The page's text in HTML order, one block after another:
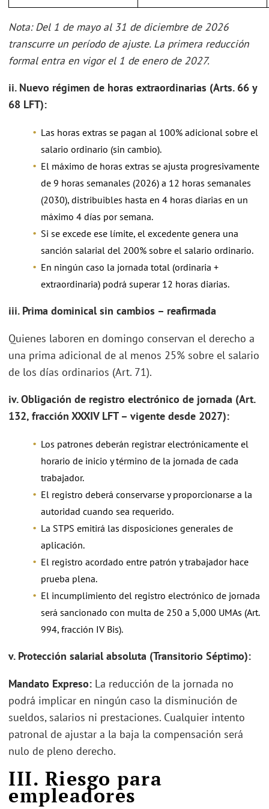
Nota: Del 1 de mayo al 31 de diciembre de 2026
transcurre un período de ajuste. La primera reducción
formal entra en vigor el 1 de enero de 2027.
ii. Nuevo régimen de horas extraordinarias (Arts. 66 y
68 LFT):
Las horas extras se pagan al 100% adicional sobre el
salario ordinario (sin cambio).
El máximo de horas extras se ajusta progresivamente
de 9 horas semanales (2026) a 12 horas semanales
(2030), distribuibles hasta en 4 horas diarias en un
máximo 4 días por semana.
Si se excede ese límite, el excedente genera una
sanción salarial del 200% sobre el salario ordinario.
En ningún caso la jornada total (ordinaria +
extraordinaria) podrá superar 12 horas diarias.
iii. Prima dominical sin cambios – reafirmada
Quienes laboren en domingo conservan el derecho a
una prima adicional de al menos 25% sobre el salario
de los días ordinarios (Art. 71).
iv. Obligación de registro electrónico de jornada (Art.
132, fracción XXXIV LFT – vigente desde 2027):
Los patrones deberán registrar electrónicamente el
horario de inicio y término de la jornada de cada
trabajador.
El registro deberá conservarse y proporcionarse a la
autoridad cuando sea requerido.
La STPS emitirá las disposiciones generales de
aplicación.
El registro acordado entre patrón y trabajador hace
prueba plena.
El incumplimiento del registro electrónico de jornada
será sancionado con multa de 250 a 5,000 UMAs (Art.
994, fracción IV Bis).
v. Protección salarial absoluta (Transitorio Séptimo):
Mandato Expreso: La reducción de la jornada no
podrá implicar en ningún caso la disminución de
sueldos, salarios ni prestaciones. Cualquier intento
patronal de ajustar a la baja la compensación será
nulo de pleno derecho.
III. Riesgo para
empleadores